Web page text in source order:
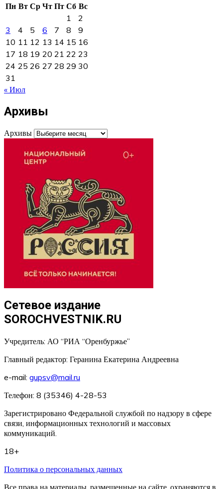
Пн Вт Ср Чт Пт Сб Вс
1
2
3
4 5 6 7 8
9
10 11 12 13 14 15 16
17 18 19 20 21 22 23
24 25 26 27 28 29 30
31
« Июл
Архивы
Архивы
Сетевое издание
SOROCHVESTNIK.RU
Учредитель: АО “РИА “Оренбуржье”
Главный редактор: Геранина Екатерина Андреевна
e-mail: gupsv@mail.ru
Телефон: 8 (35346) 4-28-53
Зарегистрировано Федеральной службой по надзору в сфере
связи, информационных технологий и массовых
коммуникаций.
18+
Политика о персональных данных